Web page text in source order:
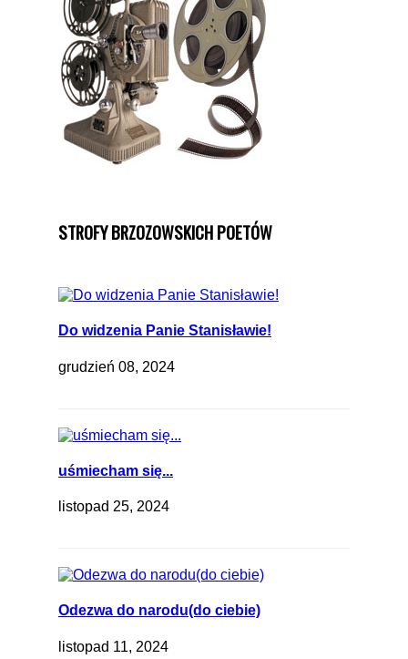
STROFY BRZOZOWSKICH POETÓW
Do widzenia Panie Stanisławie!
grudzień 08, 2024
uśmiecham się...
listopad 25, 2024
Odezwa do narodu(do ciebie)
listopad 11, 2024